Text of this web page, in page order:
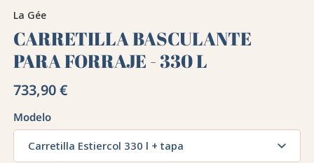
La Gée
CARRETILLA BASCULANTE
PARA FORRAJE - 330 L
733,90 €
Modelo
Carretilla Estiercol 330 l + tapa